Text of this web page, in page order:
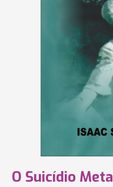
O Suicídio